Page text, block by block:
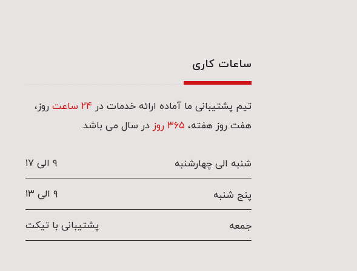
ساعات کاری
تیم پشتیبانی ما آماده ارائه خدمات در24 ساعت
روز،
هفت روز هفته، ۳۶۵ روز در سال می باشد.
شنبه الی چهارشنبه ۹ الی ۱۷
پنج شنبه ۹ الی ۱۳
جمعه پشتیبانی با تیکت